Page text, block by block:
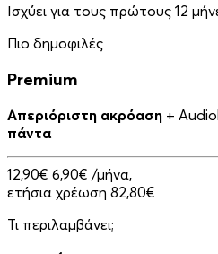
Ισχύει για τους πρώτους 12
Πιο δημοφιλές
Premium
Απεριόριστη ακρόαση +
πάντα
12,90€ 6,90€ /μήνα,
ετήσια χρέωση 82,80€
Τι περιλαμβάνει;